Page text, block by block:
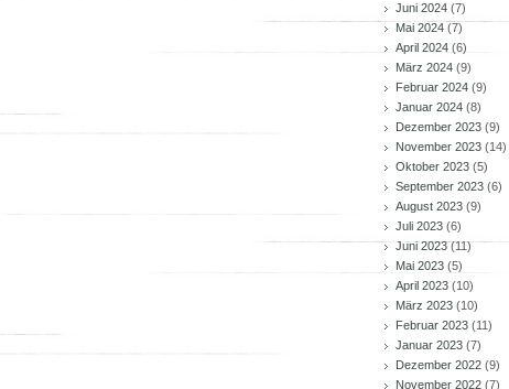
Juni 2024 (7)
Mai 2024 (7)
April 2024 (6)
März 2024 (9)
Februar 2024 (9)
Januar 2024 (8)
Dezember 2023 (9)
November 2023 (14)
Oktober 2023 (5)
September 2023 (6)
August 2023 (9)
Juli 2023 (6)
Juni 2023(11)
Mai 2023 (5)
April 2023 (10)
März 2023 (10)
Februar 2023 (11)
Januar 2023 (7)
Dezember 2022 (9)
November 2022 (7)